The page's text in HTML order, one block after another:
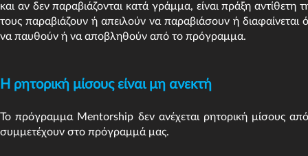
και αν δεν παραβιάζονται κατά γράμμα, είναι πράξη
τους παραβιάζουν ή απειλούν να παραβιάσουν ή
να παυθούν ή να αποβληθούν από το πρόγραμμα.
Η ρητορική μίσους είναι μη ανεκτή
Το πρόγραμμα Mentorship δεν ανέχεται ρητορική μίσους
συμμετέχουν στο πρόγραμμά μας.